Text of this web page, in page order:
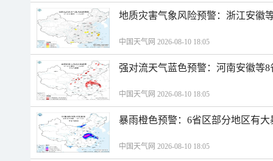
地质灾害气象风险预警：浙江安徽
中国天气网 2026-08-10 18:05
强对流天气蓝色预警：河南安徽等
中国天气网 2026-08-10 18:05
暴雨橙色预警：6省区部分地区有
中国天气网 2026-08-10 18:05